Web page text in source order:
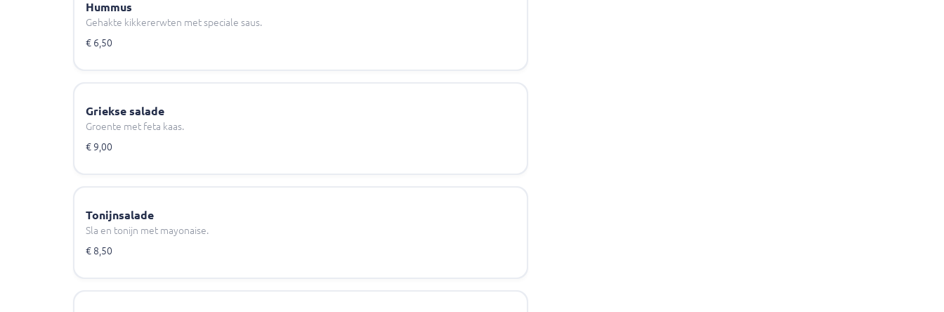
Hummus
Gehakte kikkererwten met speciale saus.
€ 6,50
Griekse salade
Groente met feta kaas.
€ 9,00
Tonijnsalade
Sla en tonijn met mayonaise.
€ 8,50